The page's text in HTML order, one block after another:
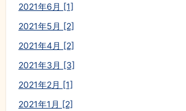
2021年6月 [1]
2021年5月 [2]
2021年4月 [2]
2021年3月 [3]
2021年2月 [1]
2021年1月 [2]